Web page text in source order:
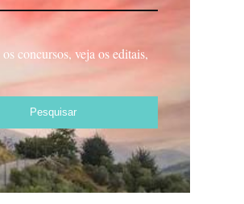
concursos, veja os editais,